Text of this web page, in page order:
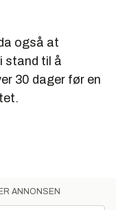
også at
stand til å
30 dager før en
ANNONSEN